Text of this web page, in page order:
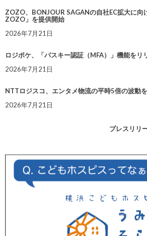
ZOZO、BONJOUR SAGANの自社EC拡大に
ZOZO」を提供開始
2026年7月21日
ロジポケ、「パスキー認証（MFA）」機能をリ
2026年7月21日
NTTロジスコ、エンタメ物流の平時5倍の波動
2026年7月21日
プレスリリ